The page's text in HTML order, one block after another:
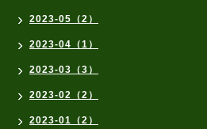
2023-05（2）
2023-04（1）
2023-03（3）
2023-02（2）
2023-01（2）